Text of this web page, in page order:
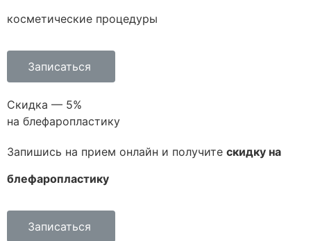
косметические процедуры
Записаться
Скидка — 5%
на блефаропластику
Запишись на прием онлайн и получите скидку на
блефаропластику
Записаться